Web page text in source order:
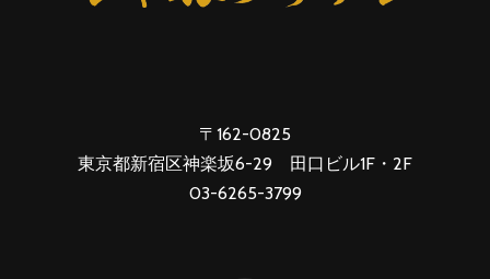
〒162-0825
東京都新宿区神楽坂6-29 田口ビル1F・2F
03-6265-3799